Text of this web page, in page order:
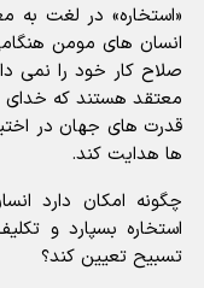
«استخاره» در لغت به
انسان های مومن
صلاح کار خود را نمی
معتقد هستند که خدای
قدرت های جهان در
ها هدایت کند.
چگونه امکان دارد
استخاره بسپارد و
تسبیح تعیین کند؟